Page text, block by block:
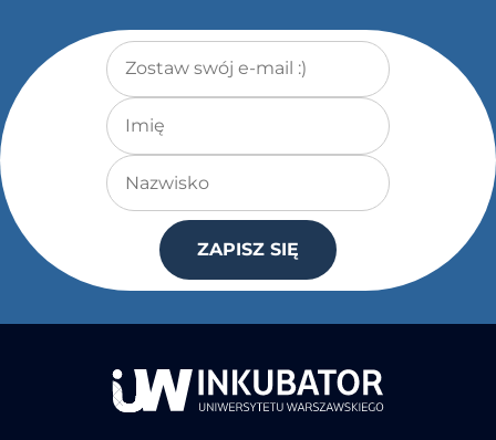
Adres e-mail*
Imię
Nazwisko
ZAPISZ SIĘ